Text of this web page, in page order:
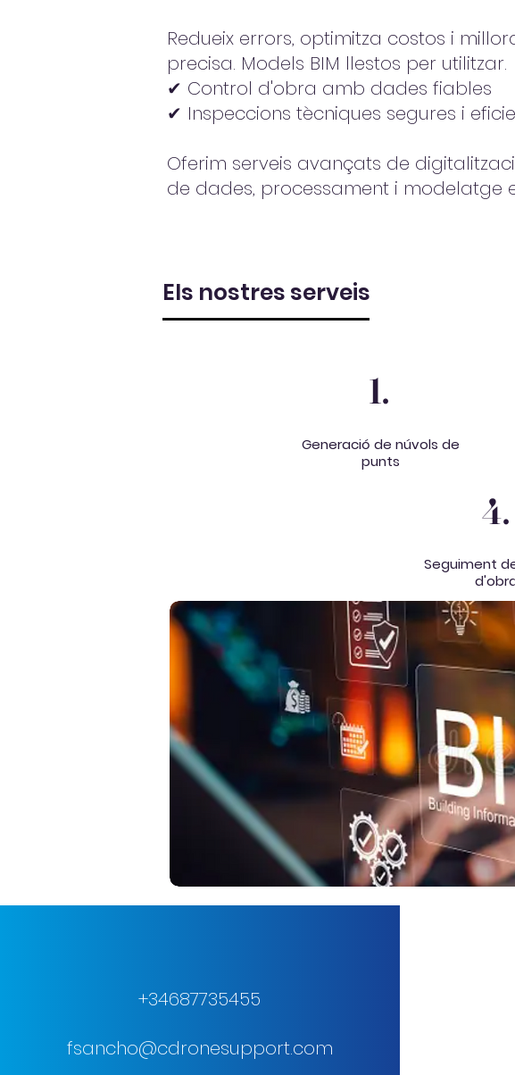
Redueix errors, optimitza costos i
precisa. Models BIM llestos per utilitzar.
✔ Control d'obra amb dades fiables
✔ Inspeccions tècniques segures i
Oferim serveis avançats de
de dades, processament i modelatge
Els nostres serveis
1.
Generació de núvols de
punts
4.
Seguiment
+34687735455
fsancho@cdronesupport.com